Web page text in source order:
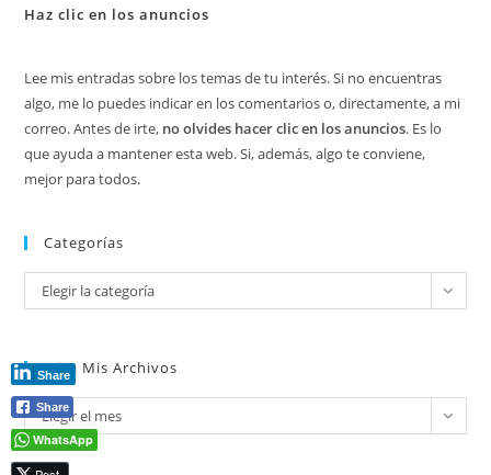
Haz clic en los anuncios
Lee mis entradas sobre los temas de tu interés. Si no encuentras
algo, me lo puedes indicar en los comentarios o, directamente, a mi
correo. Antes de irte, no olvides hacer clic en los anuncios. Es lo
que ayuda a mantener esta web. Si, además, algo te conviene,
mejor para todos.
Categorías
Categorías
Elegir la categoría
Mira Mis Archivos
Mira
mis
archivos
Elegir el mes
Share
Share
WhatsApp